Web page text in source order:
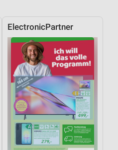
ElectronicPartner